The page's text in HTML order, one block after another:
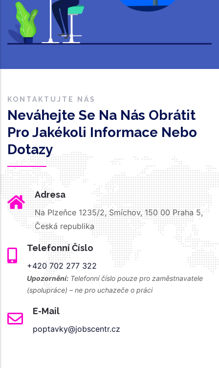
KONTAKTUJTE NÁS
Neváhejte Se Na Nás Obrátit
Pro Jakékoli Informace Nebo
Dotazy
Adresa
Na Plzeňce 1235/2, Smíchov, 150 00 Praha 5,
Česká republika
Telefonní Číslo
+420 702 277 322
Upozornění: Telefonní číslo pouze pro zaměstnavatele
(spolupráce) – ne pro uchazeče o práci
E-Mail
poptavky@jobscentr.cz